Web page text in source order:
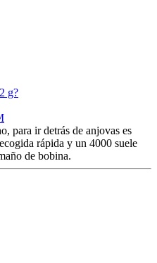
g?
para ir detrás de anjovas es
rápida y un 4000 suele
de bobina.